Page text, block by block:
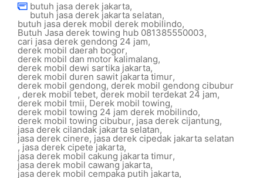
butuh jasa derek jakarta,
butuh jasa derek jakarta selatan,
butuh jasa derek mobil derek mobilindo,
Butuh Jasa derek towing hub 081385550003,
cari jasa derek gendong 24 jam,
derek mobil daerah bogor,
derek mobil dan motor kalimalang,
derek mobil dewi sartika jakarta,
derek mobil duren sawit jakarta timur,
derek mobil gendong, derek mobil gendong cibubur
, derek mobil tebet, derek mobil terdekat 24 jam,
derek mobil tmii, Derek mobil towing,
derek mobil towing 24 jam derek mobilindo,
derek mobil towing cibubur, jasa derek cijantung,
jasa derek cilandak jakarta selatan,
jasa derek cinere, jasa derek cipedak jakarta selatan
, jasa derek cipete jakarta,
jasa derek mobil cakung jakarta timur,
jasa derek mobil cawang jakarta,
jasa derek mobil cempaka putih jakarta,